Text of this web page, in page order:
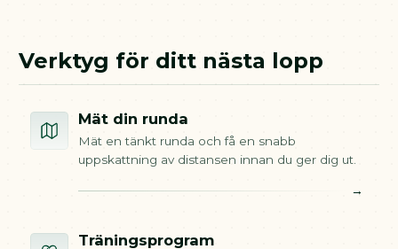
Verktyg för ditt nästa lopp
Mät din runda
Mät en tänkt runda och få en snabb
uppskattning av distansen innan du ger dig ut.
→
Träningsprogram